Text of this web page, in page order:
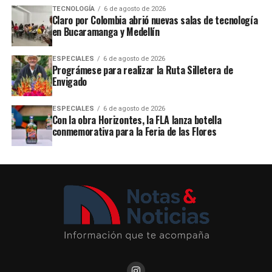
TECNOLOGÍA 6 de agosto de 2026
Claro por Colombia abrió nuevas salas de tecnología
en Bucaramanga y Medellín
ESPECIALES 6 de agosto de 2026
Prográmese para realizar la Ruta Silletera de
Envigado
ESPECIALES 6 de agosto de 2026
Con la obra Horizontes, la FLA lanza botella
conmemorativa para la Feria de las Flores